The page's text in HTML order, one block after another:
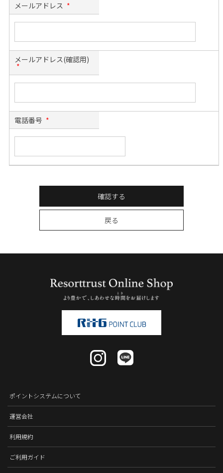
メールアドレス *
メールアドレス(確認用)
*
電話番号 *
確認する
戻る
ポイントシステムについて
運営会社
利用規約
ご利用ガイド